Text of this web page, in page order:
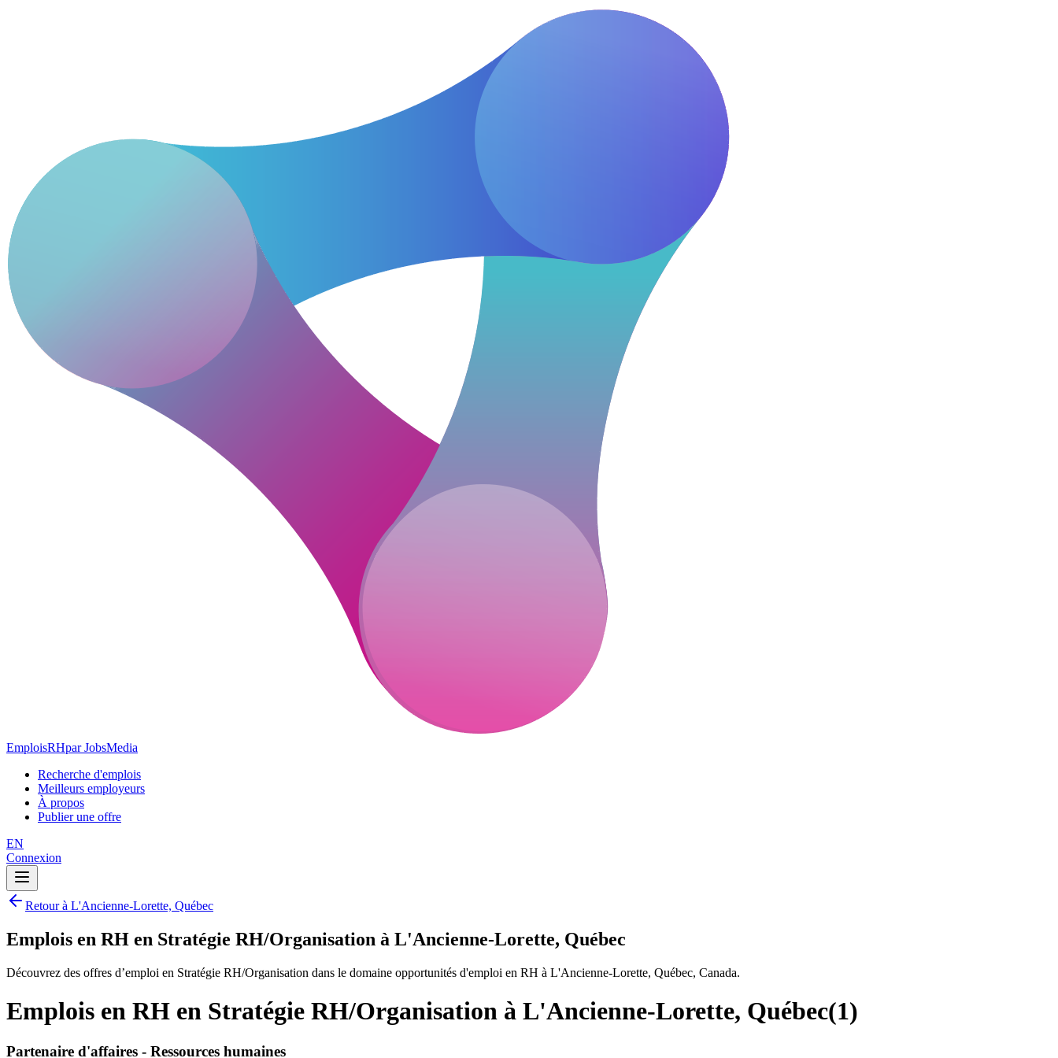
EmploisRHpar JobsMedia
Recherche d'emplois
Meilleurs employeurs
À propos
Publier une offre
EN
Connexion
Retour à L'Ancienne-Lorette, Québec
Emplois en RH en Stratégie RH/Organisation à L'Ancienne-Lorette, Québec
Découvrez des offres d’emploi en Stratégie RH/Organisation dans le domaine opportunités d'emploi en RH à L'Ancienne-Lorette, Québec, Canada.
Emplois en RH en Stratégie RH/Organisation à L'Ancienne-Lorette, Québec(1)
Partenaire d'affaires - Ressources humaines